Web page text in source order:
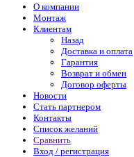
О компании
Монтаж
Клиентам
Назад
Доставка и оплата
Гарантия
Возврат и обмен
Договор оферты
Новости
Стать партнером
Контакты
Список желаний
Сравнить
Вход / регистрация